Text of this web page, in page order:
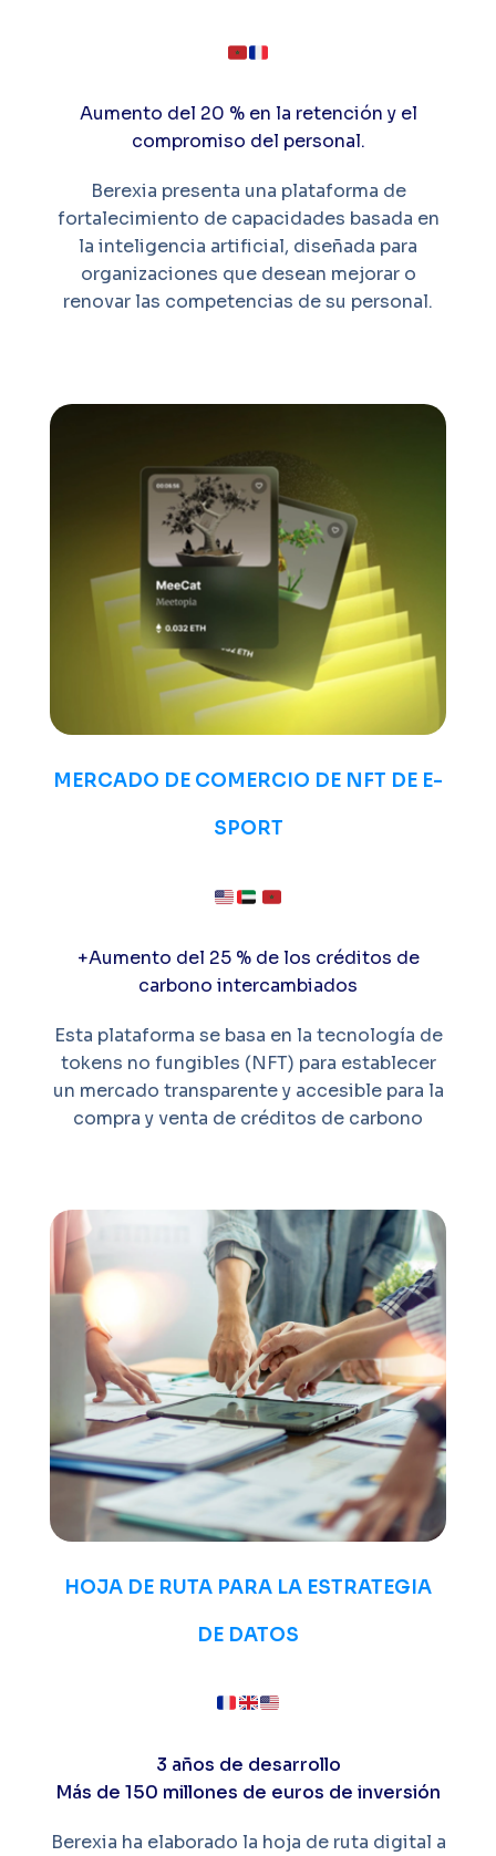
Aumento del 20 % en la retención y el
compromiso del personal.
Berexia presenta una plataforma de
fortalecimiento de capacidades basada en
la inteligencia artificial, diseñada para
organizaciones que desean mejorar o
renovar las competencias de su personal.
MERCADO DE COMERCIO DE NFT DE E-
SPORT
+Aumento del 25 % de los créditos de
carbono intercambiados
Esta plataforma se basa en la tecnología de
tokens no fungibles (NFT) para establecer
un mercado transparente y accesible para la
compra y venta de créditos de carbono
HOJA DE RUTA PARA LA ESTRATEGIA
DE DATOS
3 años de desarrollo
Más de 150 millones de euros de inversión
Berexia ha elaborado la hoja de ruta digital a